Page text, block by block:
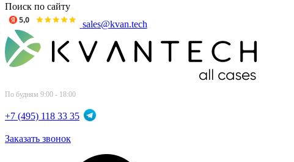
Поиск по сайту
sales@kvan.tech
По будням 9:00 - 18:00
+7 (495) 118 33 35
Заказать звонок